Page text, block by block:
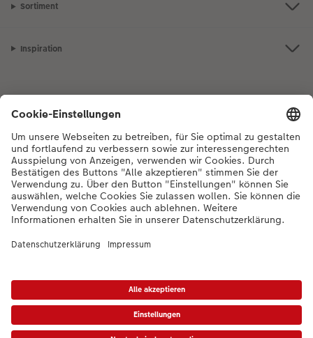
Sortiment
Inspiration
Bei Fragen zu Produkten oder der Bestellung können Sie uns gerne von
Montag bis Samstag von 8:00 – 20:00 Uhr und Sonntag von 10:00 –
20:00 Uhr (gesetzliche Feiertage ausgenommen) unter der
Telefonnummer044 499 01 21kontaktieren.
DE |FR|IT
* Die UVP gelten inkl. MWST zzgl. Versandkosten (ggf. auch bei Filialabholung) gem.
Das abgebildete Produkt hat ggfs. einen höheren Preis.
|AGB|Datenschutz|Impressum